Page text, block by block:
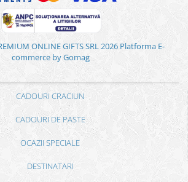
ONLINE GIFTS SRL 2026 Platforma E-
commerce by Gomag
CADOURI CRACIUN
CADOURI DE PASTE
OCAZII SPECIALE
DESTINATARI